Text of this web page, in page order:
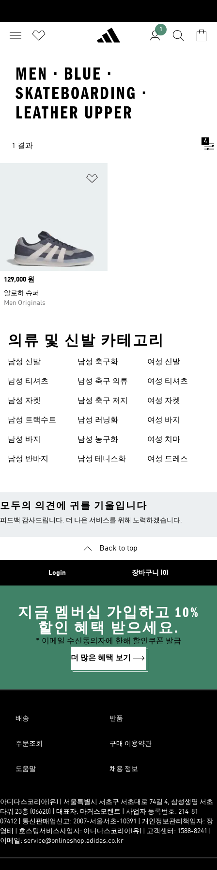
1
MEN · BLUE ·
SKATEBOARDING ·
LEATHER UPPER
1 결과
4
Price
129,000 원
알로하 슈퍼
Men Originals
의류 및 신발 카테고리
남성 신발
남성 티셔츠
남성 자켓
남성 트랙수트
남성 바지
남성 반바지
남성 축구화
남성 축구 의류
남성 축구 저지
남성 러닝화
남성 농구화
남성 테니스화
여성 신발
여성 티셔츠
여성 자켓
여성 바지
여성 치마
여성 드레스
모두의 의견에 귀를 기울입니다
피드백 감사드립니다. 더 나은 서비스를 위해 노력하겠습니다.
Back to top
Login 장바구니 (0)
지금 멤버십 가입하고 10%
할인 혜택 받으세요.
* 이메일 수신동의자에 한해 할인쿠폰 발급
더 많은 혜택 보기
배송 반품
주문조회 구매 이용약관
도움말 채용 정보
아디다스코리아(유) | 서울특별시 서초구 서초대로 74길 4, 삼성생명 서초
타워 23층 (06620) | 대표자: 마커스모렌트 | 사업자 등록번호: 214-81-
07412 | 통신판매업신고: 2007-서울서초-10391 | 개인정보관리책임자: 장
영태 | 호스팅서비스사업자: 아디다스코리아(유) | 고객센터: 1588-8241 |
이메일: service@onlineshop.adidas.co.kr